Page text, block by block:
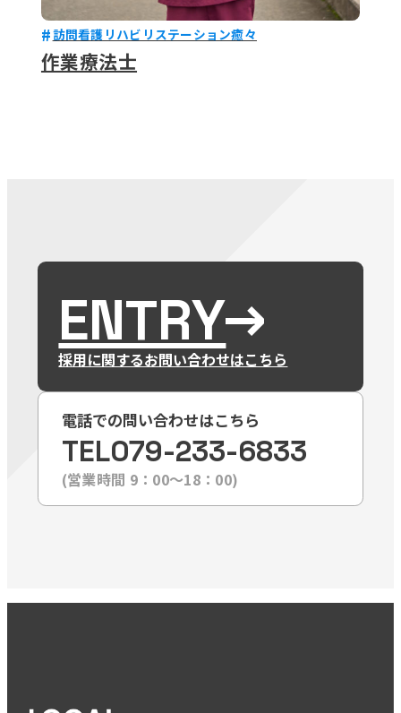
訪問看護リハビリステーション癒々
作業療法士
ENTRY
採用に関するお問い合わせはこちら
電話での問い合わせはこちら
TEL079-233-6833
(営業時間 9：00〜18：00)